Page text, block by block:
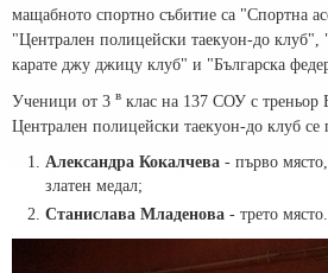
мащабното спортно събитие са "Спортна
"Централен полицейски таекуон-до клуб",
карате джу джицу клуб" и "Българска
Ученици от 3 в клас на 137 СОУ с треньор
Централен полицейски таекуон-до клуб се
Александра Кокалчева - първо
златен медал;
Станислaва Младенова - трето място.